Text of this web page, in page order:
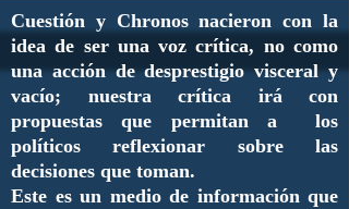
Cuestión y Chronos nacieron con la
idea de ser una voz crítica, no como
una acción de desprestigio visceral y
vacío; nuestra crítica irá con
propuestas que permitan a los
políticos reflexionar sobre las
decisiones que toman.
Este es un medio de información que